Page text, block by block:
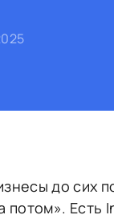
до сих
потом». Есть